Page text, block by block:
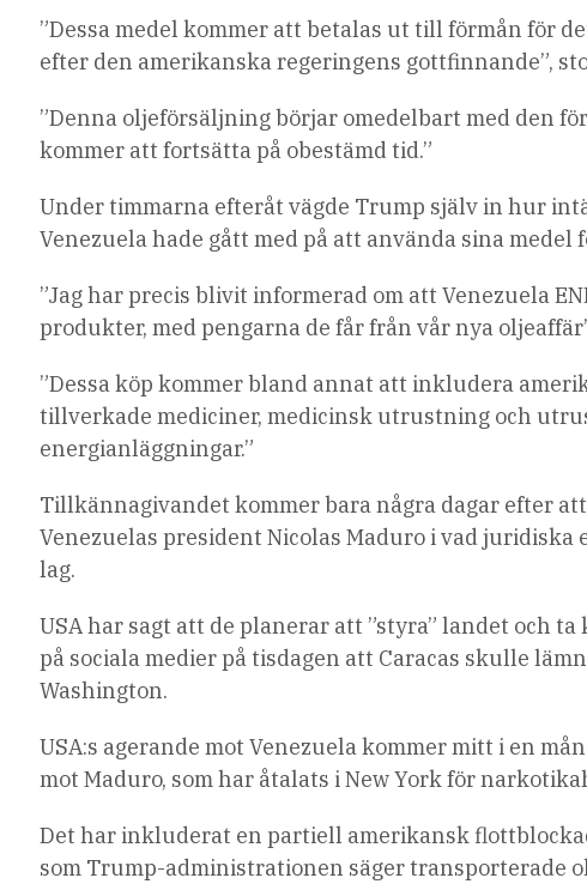
med
4
av
listan
”Dessa medel kommer att betalas ut till förmån för
efter den amerikanska regeringens gottfinnande”,
”Denna oljeförsäljning börjar omedelbart med den
kommer att fortsätta på obestämd tid.”
Under timmarna efteråt vägde Trump själv in hur
Venezuela hade gått med på att använda sina
”Jag har precis blivit informerad om att Venezuela
produkter, med pengarna de får från vår nya
”Dessa köp kommer bland annat att inkludera
tillverkade mediciner, medicinsk utrustning och
energianläggningar.”
Tillkännagivandet kommer bara några dagar efter
Venezuelas president Nicolas Maduro i vad
lag.
USA har sagt att de planerar att ”styra” landet och
på sociala medier på tisdagen att Caracas skulle
Washington.
USA:s agerande mot Venezuela kommer mitt i en
mot Maduro, som har åtalats i New York för
Det har inkluderat en partiell amerikansk
som Trump-administrationen säger transporterade